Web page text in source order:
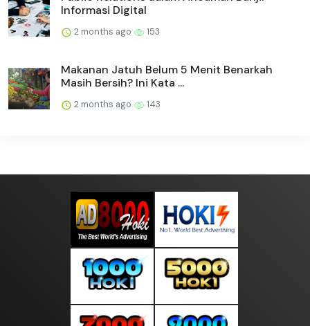
Informasi Digital
2 months ago 153
Makanan Jatuh Belum 5 Menit Benarkah
Masih Bersih? Ini Kata ...
2 months ago 143